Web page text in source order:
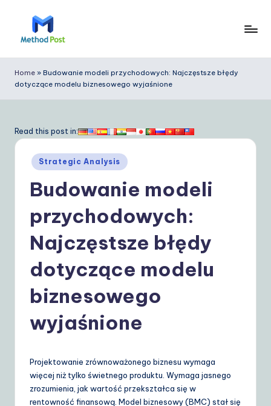
e
t
o
Y
Home » Budowanie modeli przychodowych: Najczęstsze błędy
dotyczące modelu biznesowego wyjaśnione
Read this post in:
Posted
in
Strategic Analysis
Budowanie modeli
przychodowych:
Najczęstsze błędy
dotyczące modelu
biznesowego
wyjaśnione
Projektowanie zrównoważonego biznesu wymaga
więcej niż tylko świetnego produktu. Wymaga jasnego
zrozumienia, jak wartość przekształca się w
rentowność finansową. Model biznesowy (BMC) stał się